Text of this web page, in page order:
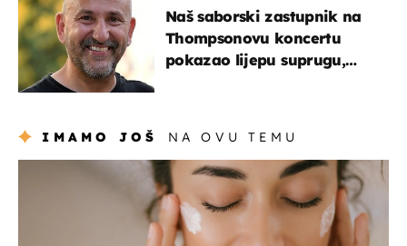
Naš saborski zastupnik na
Thompsonovu koncertu
pokazao lijepu suprugu,
IMAMO JOŠ NA OVU TEMU
moda & ljepota